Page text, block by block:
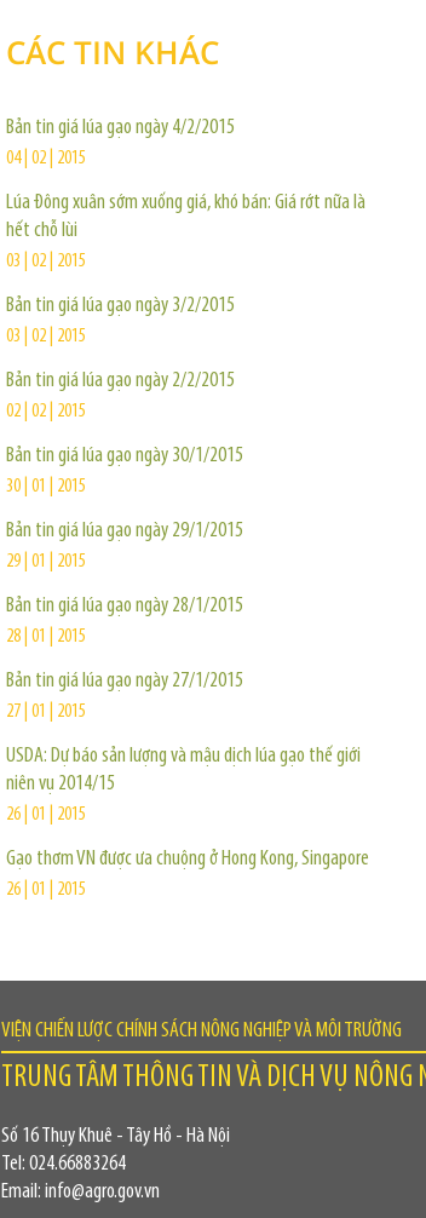
CÁC TIN KHÁC
Bản tin giá lúa gạo ngày 4/2/2015
04 | 02 | 2015
Lúa Đông xuân sớm xuống giá, khó bán: Giá rớt nữa là
hết chỗ lùi
03 | 02 | 2015
Bản tin giá lúa gạo ngày 3/2/2015
03 | 02 | 2015
Bản tin giá lúa gạo ngày 2/2/2015
02 | 02 | 2015
Bản tin giá lúa gạo ngày 30/1/2015
30 | 01 | 2015
Bản tin giá lúa gạo ngày 29/1/2015
29 | 01 | 2015
Bản tin giá lúa gạo ngày 28/1/2015
28 | 01 | 2015
Bản tin giá lúa gạo ngày 27/1/2015
27 | 01 | 2015
USDA: Dự báo sản lượng và mậu dịch lúa gạo thế giới
niên vụ 2014/15
26 | 01 | 2015
Gạo thơm VN được ưa chuộng ở Hong Kong, Singapore
26 | 01 | 2015
VIỆN CHIẾN LƯỢC CHÍNH SÁCH NÔNG NGHIỆP VÀ MÔI TRƯỜNG
TRUNG TÂM THÔNG TIN VÀ DỊCH VỤ
Số 16 Thụy Khuê - Tây Hồ - Hà Nội
Tel: 024.66883264
Email: info@agro.gov.vn